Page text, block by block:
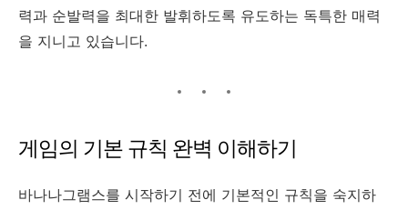
력과 순발력을 최대한 발휘하도록 유도하는 독특한 매력
을 지니고 있습니다.
게임의 기본 규칙 완벽 이해하기
바나나그램스를 시작하기 전에 기본적인 규칙을 숙지하